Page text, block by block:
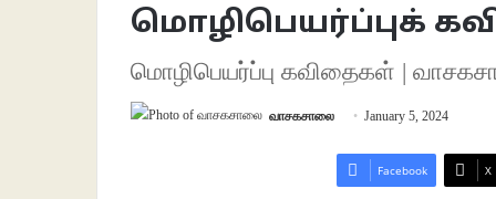
மொழிபெயர்ப்புக்
மொழிபெயர்ப்பு கவிதைகள் |
வாசகசாலை January 5, 2024
Facebook X